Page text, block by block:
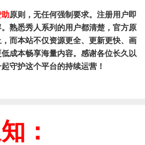
助原则，无任何强制要求。注册用户即
熟悉秀人系列的用户都清楚，官方原
而本站不仅资源更全、更新更快、画
成本畅享海量内容。感谢各位长久以
守护这个平台的持续运营！
：